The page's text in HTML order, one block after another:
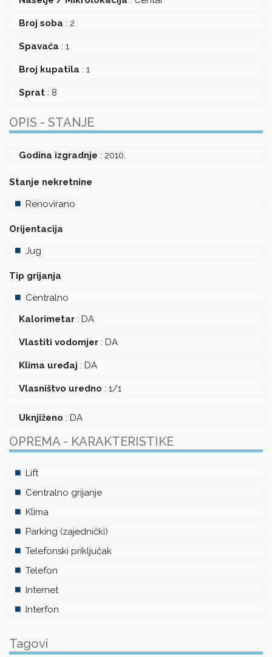
Broj soba : 2
Spavaća : 1
Broj kupatila : 1
Sprat : 8
OPIS - STANJE
Godina izgradnje : 2010.
Stanje nekretnine
Renovirano
Orijentacija
Jug
Tip grijanja
Centralno
Kalorimetar : DA
Vlastiti vodomjer : DA
Klima uređaj : DA
Vlasništvo uredno : 1/1
Uknjiženo : DA
OPREMA - KARAKTERISTIKE
Lift
Centralno grijanje
Klima
Parking (zajednički)
Telefonski priključak
Telefon
Internet
Interfon
Tagovi